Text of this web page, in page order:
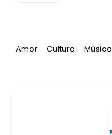
Tag:
Amor Tag:
Cultura Tag:
Música